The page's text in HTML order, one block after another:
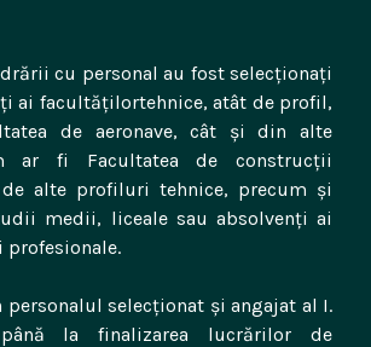
cu personal au fost selecţionaţi
ai facultăţilortehnice, atât de profil,
de aeronave, cât şi din alte
ar fi Facultatea de construcţii
de alte profiluri tehnice, precum şi
medii, liceale sau absolvenţi ai
personalul selecţionat şi angajat al I.
la finalizarea lucrărilor de